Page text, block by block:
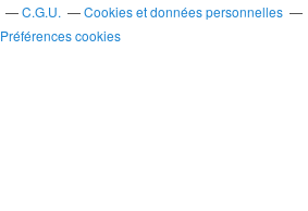
C.G.U.
Cookies et données personnelles
Préférences cookies